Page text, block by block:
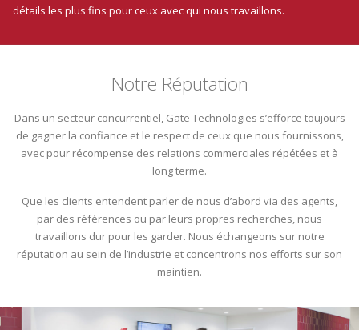
détails les plus fins pour ceux avec qui nous travaillons.
Notre Réputation
Dans un secteur concurrentiel, Gate Technologies s’efforce toujours
de gagner la confiance et le respect de ceux que nous fournissons,
avec pour récompense des relations commerciales répétées et à
long terme.
Que les clients entendent parler de nous d’abord via des agents,
par des références ou par leurs propres recherches, nous
travaillons dur pour les garder. Nous échangeons sur notre
réputation au sein de l’industrie et concentrons nos efforts sur son
maintien.